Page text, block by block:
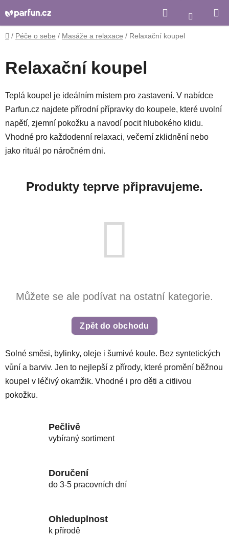
na
obsah
Nákupní
košík
Domů
/ Péče o sebe / Masáže a relaxace / Relaxační koupel
Relaxační koupel
Teplá koupel je ideálním místem pro zastavení. V nabídce
Parfun.cz najdete přírodní přípravky do koupele, které uvolní
napětí, zjemní pokožku a navodí pocit hlubokého klidu.
Vhodné pro každodenní relaxaci, večerní zklidnění nebo
jako rituál po náročném dni.
Produkty teprve připravujeme.
Můžete se ale podívat na ostatní kategorie.
Zpět do obchodu
Solné směsi, bylinky, oleje i šumivé koule. Bez syntetických
vůní a barviv. Jen to nejlepší z přírody, které promění běžnou
koupel v léčivý okamžik. Vhodné i pro děti a citlivou
pokožku.
Pečlivě
vybíraný sortiment
Doručení
do 3-5 pracovních dní
Ohleduplnost
k přírodě